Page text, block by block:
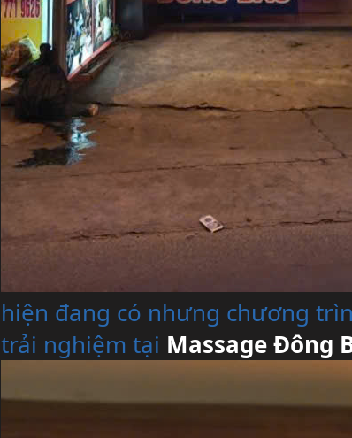
hiện đang có nhưng chương
trải nghiệm tại Massage Đông